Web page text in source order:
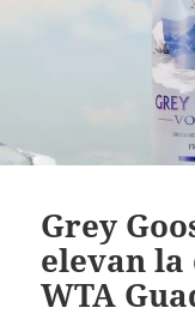
Grey
elevan
WTA